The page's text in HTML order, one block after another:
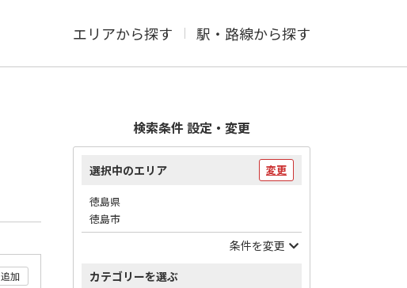
エリアから探す 駅・路線から探す
追加
検索条件 設定・変更
選択中のエリア 変更
徳島県
徳島市
条件を変更
カテゴリーを選ぶ